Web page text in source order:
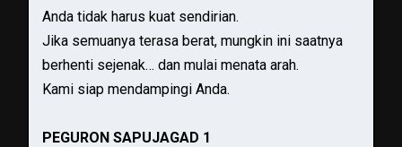
Anda tidak harus kuat sendirian.
Jika semuanya terasa berat, mungkin ini saatnya
berhenti sejenak… dan mulai menata arah.
Kami siap mendampingi Anda.
PEGURON SAPUJAGAD 1